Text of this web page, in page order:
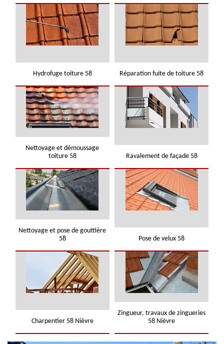
Hydrofuge toiture 58 Réparation fuite de toiture 58
Nettoyage et démoussage
toiture 58
Ravalement de façade 58
Nettoyage et pose de gouttière
58
Pose de velux 58
Charpentier 58 Nièvre
Zingueur, travaux de zingueries
58 Nièvre